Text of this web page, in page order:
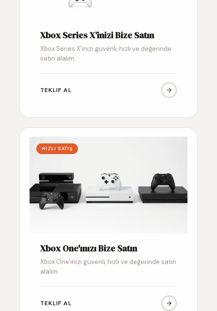
Xbox Series X’inizi Bize Satın
Xbox Series X’inizi güvenli, hızlı ve değerinde
satın alalım
TEKLIF AL
HIZLI SATIŞ
Xbox One'ınızı Bize Satın
Xbox One'ınızı güvenli, hızlı ve değerinde satın
alalım
TEKLIF AL